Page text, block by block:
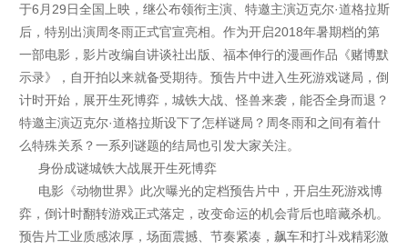
于6月29日全国上映，继公布领衔主演、特邀主演迈克尔·道格拉斯
后，特别出演周冬雨正式官宣亮相。作为开启2018年暑期档的第
一部电影，影片改编自讲谈社出版、福本伸行的漫画作品《赌博默
示录》，自开拍以来就备受期待。预告片中进入生死游戏谜局，倒
计时开始，展开生死博弈，城铁大战、怪兽来袭，能否全身而退？
特邀主演迈克尔·道格拉斯设下了怎样谜局？周冬雨和之间有着什
么特殊关系？一系列谜题的结局也引发大家关注。
身份成谜城铁大战展开生死博弈
电影《动物世界》此次曝光的定档预告片中，开启生死游戏博
弈，倒计时翻转游戏正式落定，改变命运的机会背后也暗藏杀机。
预告片工业质感浓厚，场面震撼、节奏紧凑，飙车和打斗戏精彩激